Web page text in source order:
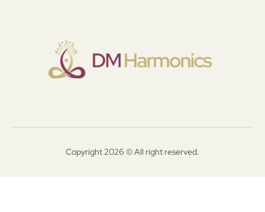
Copyright 2026 © All right reserved.